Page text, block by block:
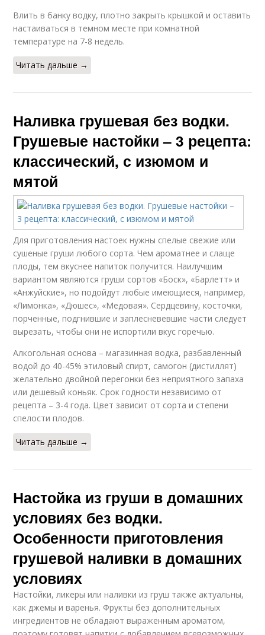
Влить в банку водку, плотно закрыть крышкой и оставить
настаиваться в темном месте при комнатной
температуре на 7-8 недель.
Читать дальше →
Наливка грушевая без водки.
Грушевые настойки – 3 рецепта:
классический, с изюмом и
мятой
Для приготовления настоек нужны спелые свежие или
сушеные груши любого сорта. Чем ароматнее и слаще
плоды, тем вкуснее напиток получится. Наилучшим
вариантом являются груши сортов «Боск», «Барлетт» и
«Анжуйские», но подойдут любые имеющиеся, например,
«Лимонка», «Дюшес», «Медовая». Сердцевину, косточки,
порченные, подгнившие и заплесневевшие части следует
вырезать, чтобы они не испортили вкус горечью.
Алкогольная основа – магазинная водка, разбавленный
водой до 40-45% этиловый спирт, самогон (дистиллят)
желательно двойной перегонки без неприятного запаха
или дешевый коньяк. Срок годности независимо от
рецепта – 3-4 года. Цвет зависит от сорта и степени
спелости плодов.
Читать дальше →
Настойка из груши в домашних
условиях без водки.
Особенности приготовления
грушевой наливки в домашних
условиях
Настойки, ликеры или наливки из груш также актуальны,
как джемы и варенья. Фрукты без дополнительных
ингредиентов не обладают выраженным ароматом,